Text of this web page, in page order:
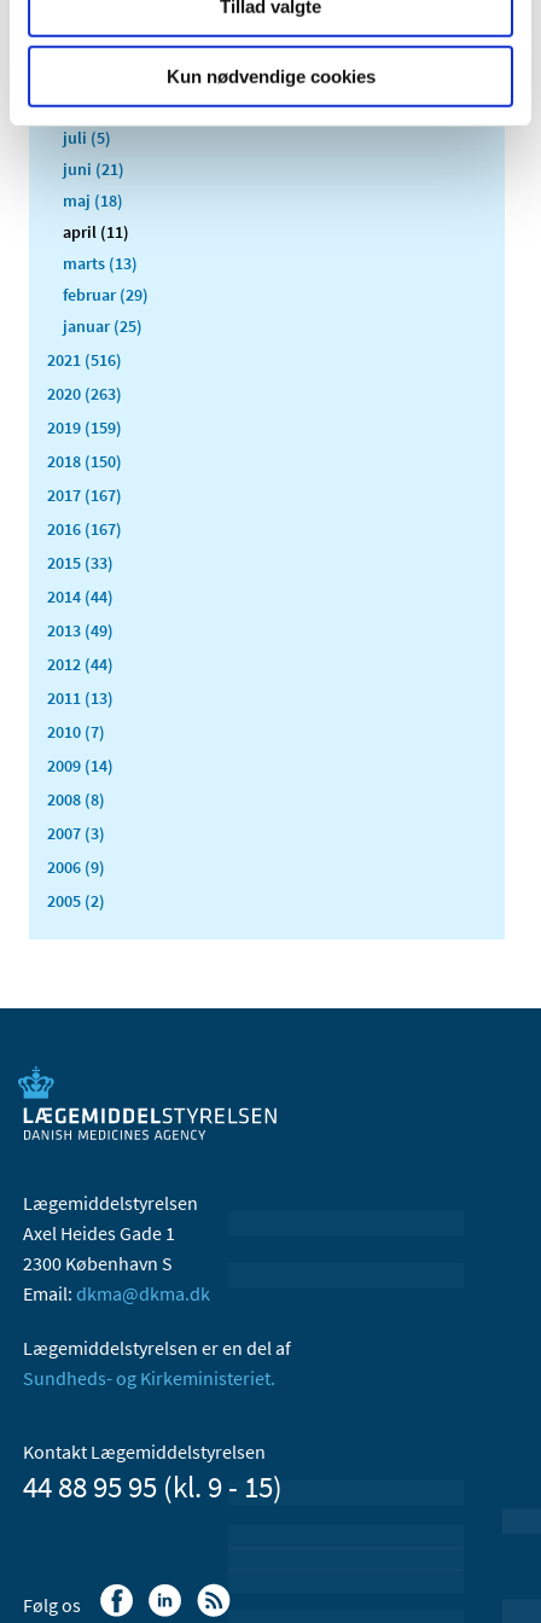
Tillad valgte
Kun nødvendige cookies
oktober (17)
september (13)
august (8)
juli (5)
juni (21)
maj (18)
april (11)
marts (13)
februar (29)
januar (25)
2021 (516)
2020 (263)
2019 (159)
2018 (150)
2017 (167)
2016 (167)
2015 (33)
2014 (44)
2013 (49)
2012 (44)
2011 (13)
2010 (7)
2009 (14)
2008 (8)
2007 (3)
2006 (9)
2005 (2)
Lægemiddelstyrelsen
Axel Heides Gade 1
2300 København S
Email: dkma@dkma.dk
Lægemiddelstyrelsen er en del af
Sundheds- og Kirkeministeriet.
Kontakt Lægemiddelstyrelsen
44 88 95 95 (kl. 9 - 15)
Følg os